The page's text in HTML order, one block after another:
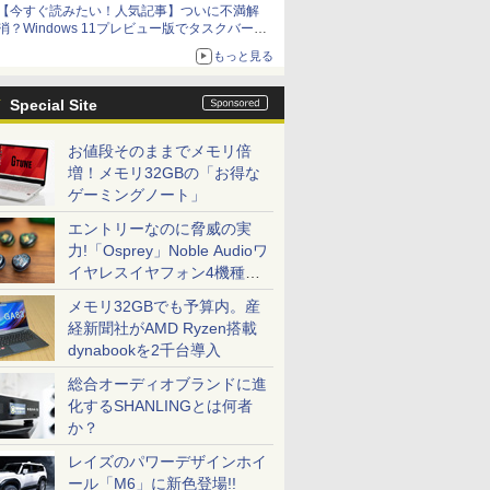
今すぐ読みたい！人気記事】ついに不満解
？Windows 11プレビュー版でタスクバーの
もっと見る
Special Site
お値段そのままでメモリ倍
増！メモリ32GBの「お得な
ゲーミングノート」
エントリーなのに脅威の実
力!「Osprey」Noble Audioワ
イヤレスイヤフォン4機種を
一気に聴く
メモリ32GBでも予算内。産
経新聞社がAMD Ryzen搭載
dynabookを2千台導入
総合オーディオブランドに進
化するSHANLINGとは何者
か？
レイズのパワーデザインホイ
ール「M6」に新色登場!!